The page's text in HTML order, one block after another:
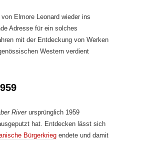
Elmore Leonard wieder ins
Adresse für ein solches
mit der Entdeckung von Werken
Western verdient
Riverursprünglich 1959
hat. Entdecken lässt sich
Bürgerkrieg endete und damit